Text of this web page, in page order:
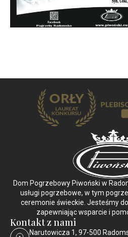
Dom Pogrzebowy Piwoński w
usługi pogrzebowe, w tym
ceremonie świeckie. Jesteśmy
zapewniając wsparcie i
Kontakt z nami
Narutowicza 1, 97-500